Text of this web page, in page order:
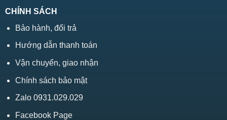
CHÍNH SÁCH
Bảo hành, đổi trả
Hướng dẫn thanh toán
Vận chuyển, giao nhận
Chính sách bảo mật
Zalo 0931.029.029
Facebook Page